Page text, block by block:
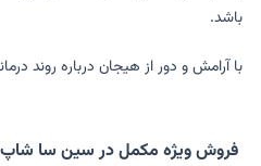
باشد.
با آرامش و دور از هیجان درباره روند
فروش ویژه مکمل در سین سا شاپ